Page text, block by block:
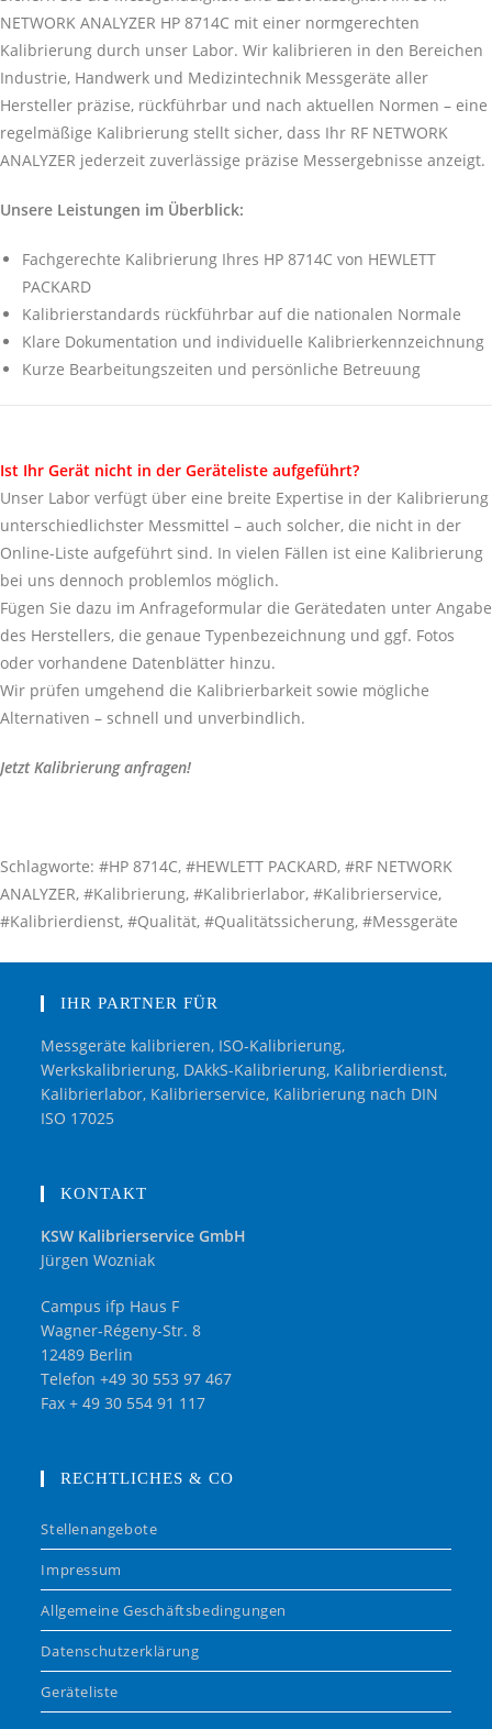
NETWORK ANALYZER HP 8714C mit einer normgerechten
Kalibrierung durch unser Labor. Wir kalibrieren in den Bereichen
Industrie, Handwerk und Medizintechnik Messgeräte aller
Hersteller präzise, rückführbar und nach aktuellen Normen – eine
regelmäßige Kalibrierung stellt sicher, dass Ihr RF NETWORK
ANALYZER jederzeit zuverlässige präzise Messergebnisse anzeigt.
Unsere Leistungen im Überblick:
Fachgerechte Kalibrierung Ihres HP 8714C von HEWLETT
PACKARD
Kalibrierstandards rückführbar auf die nationalen Normale
Klare Dokumentation und individuelle Kalibrierkennzeichnung
Kurze Bearbeitungszeiten und persönliche Betreuung
Ist Ihr Gerät nicht in der Geräteliste aufgeführt?
Unser Labor verfügt über eine breite Expertise in der Kalibrierung
unterschiedlichster Messmittel – auch solcher, die nicht in der
Online-Liste aufgeführt sind. In vielen Fällen ist eine Kalibrierung
bei uns dennoch problemlos möglich.
Fügen Sie dazu im Anfrageformular die Gerätedaten unter Angabe
des Herstellers, die genaue Typenbezeichnung und ggf. Fotos
oder vorhandene Datenblätter hinzu.
Wir prüfen umgehend die Kalibrierbarkeit sowie mögliche
Alternativen – schnell und unverbindlich.
Jetzt Kalibrierung anfragen!
Schlagworte: #HP 8714C, #HEWLETT PACKARD, #RF NETWORK
ANALYZER, #Kalibrierung, #Kalibrierlabor, #Kalibrierservice,
#Kalibrierdienst, #Qualität, #Qualitätssicherung, #Messgeräte
IHR PARTNER FÜR
Messgeräte kalibrieren, ISO-Kalibrierung,
Werkskalibrierung, DAkkS-Kalibrierung, Kalibrierdienst,
Kalibrierlabor, Kalibrierservice, Kalibrierung nach DIN
ISO 17025
KONTAKT
KSW Kalibrierservice GmbH
Jürgen Wozniak
Campus ifp Haus F
Wagner-Régeny-Str. 8
12489 Berlin
Telefon +49 30 553 97 467
Fax + 49 30 554 91 117
RECHTLICHES & CO
Stellenangebote
Impressum
Allgemeine Geschäftsbedingungen
Datenschutzerklärung
Geräteliste